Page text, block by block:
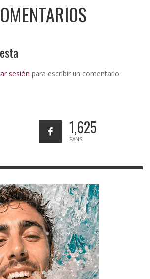
sesión para escribir un comentario.
1,625
FANS